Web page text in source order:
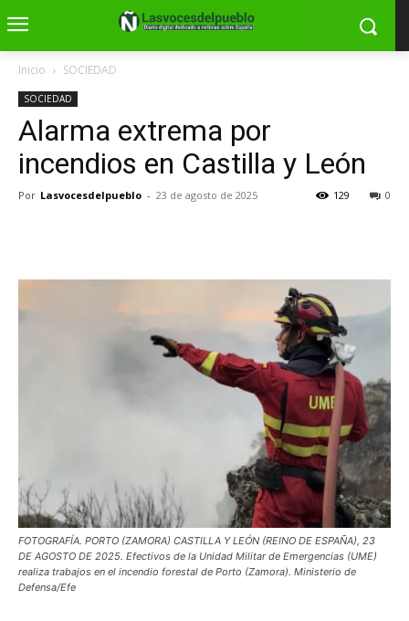
Inicio SOCIEDAD
SOCIEDAD
Alarma extrema por
incendios en Castilla y León
Por Lasvocesdelpueblo - 23 de agosto de 2025 0
129
FOTOGRAFÍA. PORTO (ZAMORA) CASTILLA Y LEÓN (REINO DE ESPAÑA), 23
DE AGOSTO DE 2025. Efectivos de la Unidad Militar de Emergencias (UME)
realiza trabajos en el incendio forestal de Porto (Zamora). Ministerio de
Defensa/Efe